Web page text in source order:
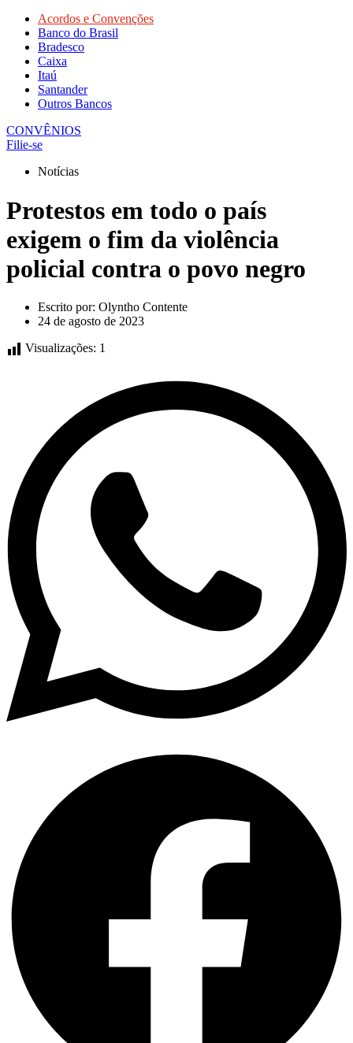
Acordos e Convenções
Banco do Brasil
Bradesco
Caixa
Itaú
Santander
Outros Bancos
CONVÊNIOS
Filie-se
Notícias
Protestos em todo o país
exigem o fim da violência
policial contra o povo negro
Escrito por: Olyntho Contente
24 de agosto de 2023
Visualizações: 1